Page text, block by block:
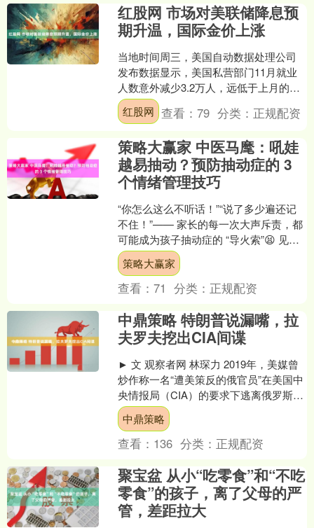
红股网 市场对美联储降息预
期升温，国际金价上涨
当地时间周三，美国自动数据处理公司
发布数据显示，美国私营部门11月就业
人数意外减少3.2万人，远低于上月的增
加4.7万人，同时也低于市场预期的增加2
万人。数据公....
红股网 查看：79 分类： 正规配资
策略大赢家 中医马麾：吼娃
越易抽动？预防抽动症的 3
个情绪管理技巧
“你怎么这么不听话！”“说了多少遍还记
不住！”—— 家长的每一次大声斥责，都
可能成为孩子抽动症的 “导火索”😫 见过
太多家庭因长期吼叫、高压养育，让娃
出现频繁眨....
策略大赢家
查看：71 分类： 正规配资
中鼎策略 特朗普说漏嘴，拉
夫罗夫挖出CIA间谍
► 文 观察者网 林琛力 2019年，美媒曾
炒作称一名“遭美策反的俄官员”在美国中
央情报局（CIA）的要求下逃离俄罗斯。
近日，俄罗斯消息人士最新披露，该名
间谍是....
中鼎策略
查看： 136 分类： 正规配资
聚宝盆 从小“吃零食”和“不吃
零食”的孩子，离了父母的严
管，差距拉大